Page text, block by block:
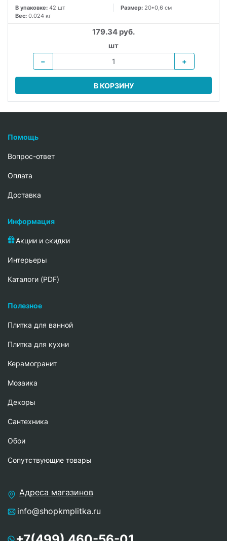
В упаковке: 42 шт Размер: 20*0,6 см
Вес: 0.024 кг
179.34 руб.
шт
−
+
В КОРЗИНУ
Помощь
Вопрос-ответ
Oплата
Доставка
Информация
Акции и скидки
Интерьеры
Каталоги (PDF)
Полезное
Плитка для ванной
Плитка для кухни
Керамогранит
Мозаика
Декоры
Сантехника
Обои
Сопутствующие товары
Адреса магазинов
info@shopkmplitka.ru